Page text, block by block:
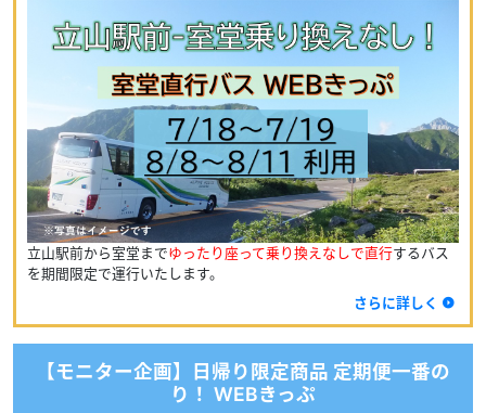
立山駅前から室堂までゆったり座って乗り換えなしで直行するバス
を期間限定で運行いたします。
さらに詳しく
【モニター企画】日帰り限定商品 定期便一番の
り！ WEBきっぷ